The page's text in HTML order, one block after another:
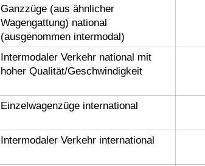
Ganzzüge (aus ähnlicher
Wagengattung) national
(ausgenommen intermodal)
Intermodaler Verkehr national mit
hoher Qualität/Geschwindigkeit
Einzelwagenzüge international
Intermodaler Verkehr international